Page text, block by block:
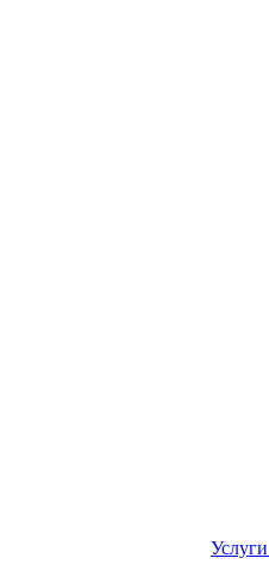
Услуги